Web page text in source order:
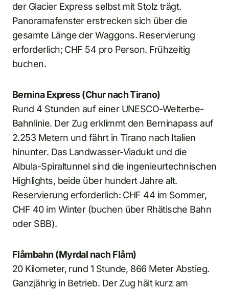
der Glacier Express selbst mit Stolz trägt.
Panoramafenster erstrecken sich über die
gesamte Länge der Waggons. Reservierung
erforderlich; CHF 54 pro Person. Frühzeitig
buchen.
Bernina Express (Chur nach Tirano)
Rund 4 Stunden auf einer UNESCO-Welterbe-
Bahnlinie. Der Zug erklimmt den Berninapass auf
2.253 Metern und fährt in Tirano nach Italien
hinunter. Das Landwasser-Viadukt und die
Albula-Spiraltunnel sind die ingenieurtechnischen
Highlights, beide über hundert Jahre alt.
Reservierung erforderlich: CHF 44 im Sommer,
CHF 40 im Winter (buchen über Rhätische Bahn
oder SBB).
Flåmbahn (Myrdal nach Flåm)
20 Kilometer, rund 1 Stunde, 866 Meter Abstieg.
Ganzjährig in Betrieb. Der Zug hält kurz am